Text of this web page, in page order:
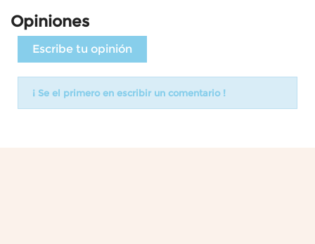
Opiniones
Escribe tu opinión
¡ Se el primero en escribir un comentario !